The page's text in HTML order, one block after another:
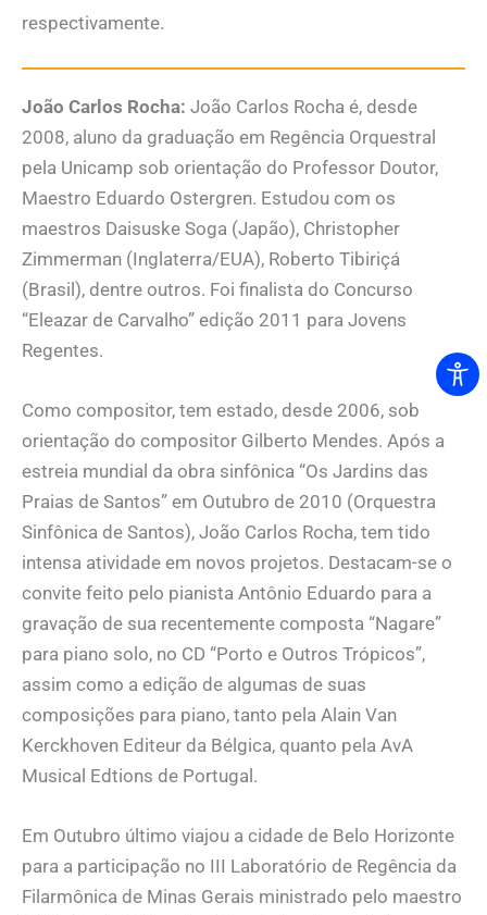
respectivamente.
João Carlos Rocha: João Carlos Rocha é, desde
2008, aluno da graduação em Regência Orquestral
pela Unicamp sob orientação do Professor Doutor,
Maestro Eduardo Ostergren. Estudou com os
maestros Daisuske Soga (Japão), Christopher
Zimmerman (Inglaterra/EUA), Roberto Tibiriçá
(Brasil), dentre outros. Foi finalista do Concurso
“Eleazar de Carvalho” edição 2011 para Jovens
Regentes.
Como compositor, tem estado, desde 2006, sob
orientação do compositor Gilberto Mendes. Após a
estreia mundial da obra sinfônica “Os Jardins das
Praias de Santos” em Outubro de 2010 (Orquestra
Sinfônica de Santos), João Carlos Rocha, tem tido
intensa atividade em novos projetos. Destacam-se o
convite feito pelo pianista Antônio Eduardo para a
gravação de sua recentemente composta “Nagare”
para piano solo, no CD “Porto e Outros Trópicos”,
assim como a edição de algumas de suas
composições para piano, tanto pela Alain Van
Kerckhoven Editeur da Bélgica, quanto pela AvA
Musical Edtions de Portugal.
Em Outubro último viajou a cidade de Belo Horizonte
para a participação no III Laboratório de Regência da
Filarmônica de Minas Gerais ministrado pelo maestro